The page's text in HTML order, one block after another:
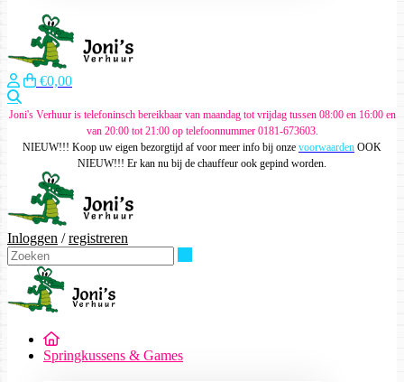
€0,00
Joni's Verhuur is telefoninsch bereikbaar van maandag tot vrijdag tussen 08:00 en 16:00 en
van 20:00 tot 21:00 op telefoonnummer 0181-673603.
NIEUW!!! Koop uw eigen bezorgtijd af voor meer info bij onze voorwaarden OOK
NIEUW!!! Er kan nu bij de chauffeur ook gepind worden.
Inloggen /registreren
Springkussens & Games